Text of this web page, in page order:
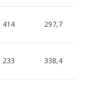
414 297,7
233 338,4